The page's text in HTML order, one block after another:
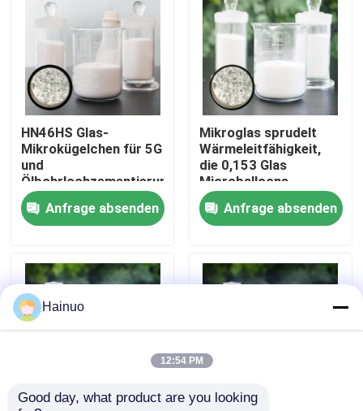
VR Show
Über uns
Fabrik Tour
Qualitätskontrolle
Nachrichten
Hohle Glasmikrosphären
HN46HS Glas-
Mikrokügelchen für 5G
und
Ölbohrlochzementierung
Anfrage absenden
Mikroglas sprudelt
Wärmeleitfähigkeit,
die 0,153 Glas
Microballoons
thermisches
Management
verbessern
Anfrage absenden
Hainuo
12:54 PM
Good day, what product are you looking